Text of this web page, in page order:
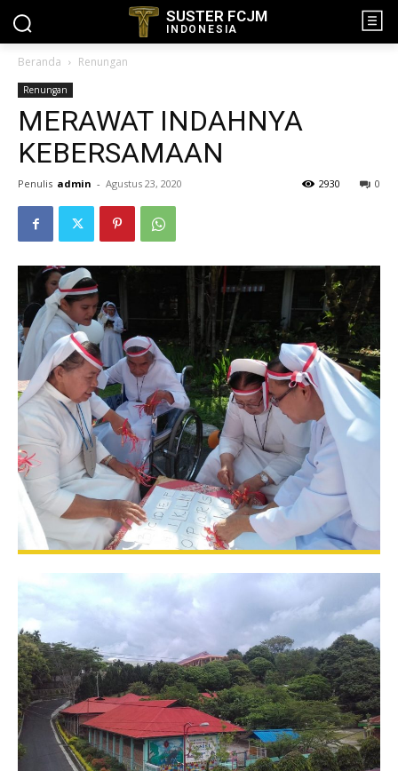
SUSTER FCJM
INDONESIA
Beranda Renungan
Renungan
MERAWAT INDAHNYA
KEBERSAMAAN
Penulis admin - Agustus 23, 2020 0
2930